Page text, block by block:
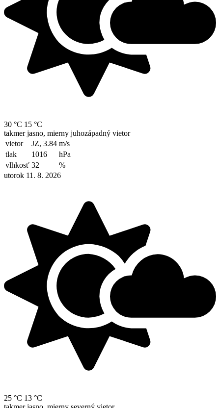
30 °C 15 °C
takmer jasno, mierny juhozápadný vietor
vietor
JZ, 3.84 m/s
tlak
1016
hPa
vlhkosť 32
%
utorok 11. 8. 2026
25 °C 13 °C